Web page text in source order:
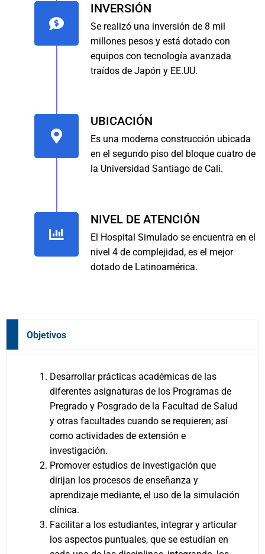
INVERSIÓN
Se realizó una inversión de 8 mil
millones pesos y está dotado con
equipos con tecnología avanzada
traídos de Japón y EE.UU.
UBICACIÓN
Es una moderna construcción ubicada
en el segundo piso del bloque cuatro de
la Universidad Santiago de Cali.
NIVEL DE ATENCIÓN
El Hospital Simulado se encuentra en el
nivel 4 de complejidad, es el mejor
dotado de Latinoamérica.
Objetivos
Desarrollar prácticas académicas de las
diferentes asignaturas de los Programas de
Pregrado y Posgrado de la Facultad de Salud
y otras facultades cuando se requieren; así
como actividades de extensión e
investigación.
Promover estudios de investigación que
dirijan los procesos de enseñanza y
aprendizaje mediante, el uso de la simulación
clínica.
Facilitar a los estudiantes, integrar y articular
los aspectos puntuales, que se estudian en